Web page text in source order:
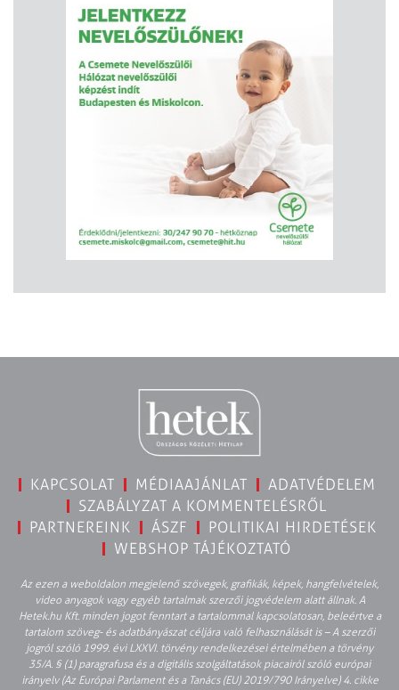
KAPCSOLAT MÉDIAAJÁNLAT
ADATVÉDELEM
SZABÁLYZAT A KOMMENTELÉSRŐL
PARTNEREINK
ÁSZF
POLITIKAI HIRDETÉSEK
WEBSHOP TÁJÉKOZTATÓ
Az ezen a weboldalon megjelenő szövegek, grafikák, képek, hangfelvételek,
video anyagok vagy egyéb tartalmak szerzői jogvédelem alatt állnak. A
Hetek.hu Kft. minden jogot fenntart a tartalommal kapcsolatosan, beleértve a
tartalom szöveg- és adatbányászat céljára való felhasználását is – A szerzői
jogról szóló 1999. évi LXXVI. törvény rendelkezései értelmében a törvény
35/A. § (1) paragrafusa és a digitális szolgáltatások piacairól szóló európai
irányelv (Az Európai Parlament és a Tanács (EU) 2019/790 Irányelve) 4. cikke